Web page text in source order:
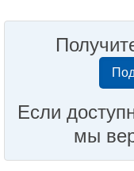
Если
мы